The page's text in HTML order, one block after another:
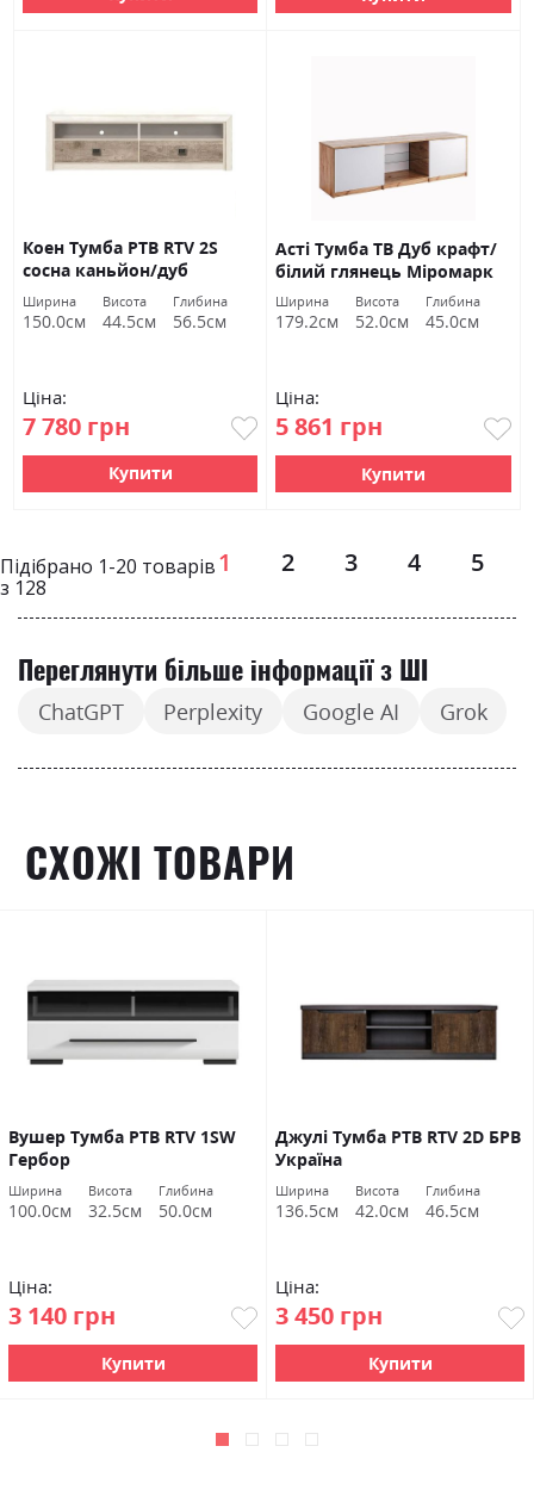
Коен Тумба РТВ RTV 2S
сосна каньйон/дуб
корабельний БРВ Україна
Ширина
150.0см
Висота
44.5см
Глибина
56.5см
Ціна:
7 780 грн
Купити
Асті Тумба ТВ Дуб крафт/
білий глянець Міромарк
Ширина
179.2см
Висота
52.0см
Глибина
45.0см
Ціна:
5 861 грн
Купити
Підібрано 1-20 товарів
з 128
Page
1 2 3 4 5
Переглянути більше інформації з ШІ
ChatGPT Perplexity Google AI Grok
СХОЖІ ТОВАРИ
Вушер Тумба РТВ RTV 1SW
Гербор
Ширина
100.0см
Висота
32.5см
Глибина
50.0см
Ціна:
3 140 грн
Купити
Джулі Тумба РТВ RTV 2D БРВ
Україна
Ширина
136.5см
Висота
42.0см
Глибина
46.5см
Ціна:
3 450 грн
Купити